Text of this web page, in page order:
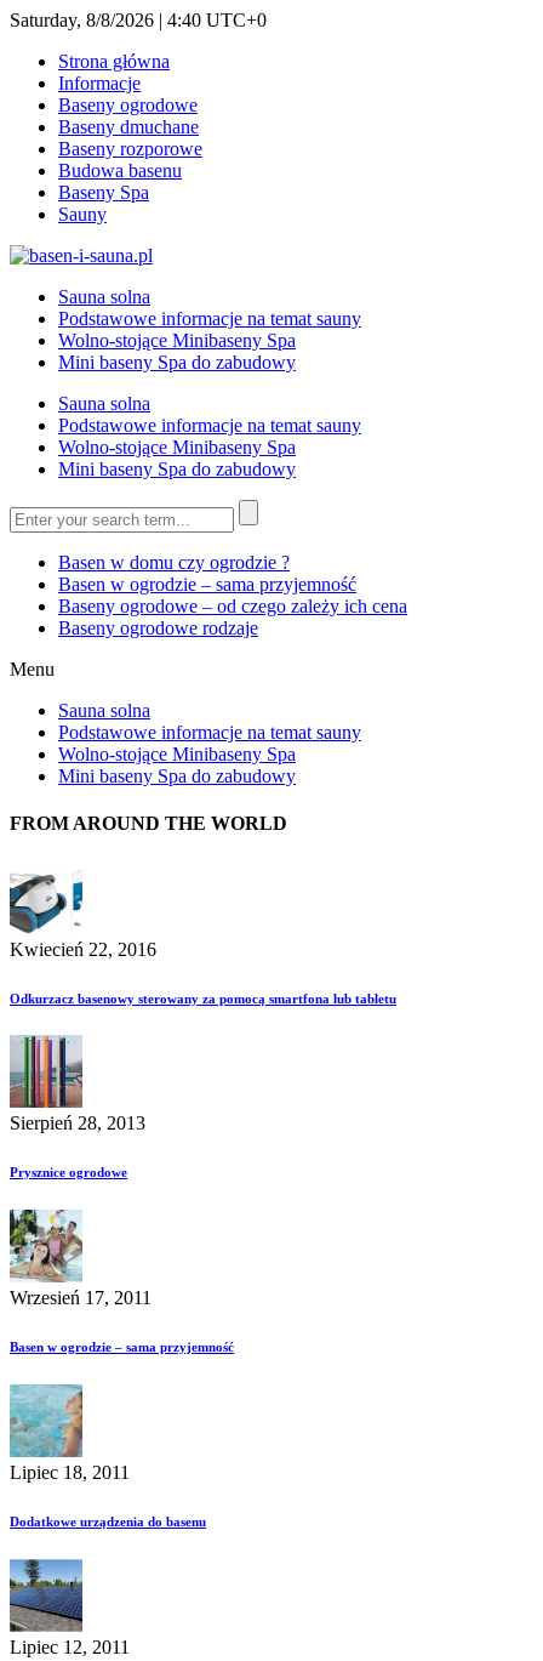
Saturday, 8/8/2026 | 4:40 UTC+0
Strona główna
Informacje
Baseny ogrodowe
Baseny dmuchane
Baseny rozporowe
Budowa basenu
Baseny Spa
Sauny
Sauna solna
Podstawowe informacje na temat sauny
Wolno-stojące Minibaseny Spa
Mini baseny Spa do zabudowy
Sauna solna
Podstawowe informacje na temat sauny
Wolno-stojące Minibaseny Spa
Mini baseny Spa do zabudowy
Basen w domu czy ogrodzie ?
Basen w ogrodzie – sama przyjemność
Baseny ogrodowe – od czego zależy ich cena
Baseny ogrodowe rodzaje
Menu
Sauna solna
Podstawowe informacje na temat sauny
Wolno-stojące Minibaseny Spa
Mini baseny Spa do zabudowy
FROM AROUND THE WORLD
Kwiecień 22, 2016
Odkurzacz basenowy sterowany za pomocą smartfona lub tabletu
Sierpień 28, 2013
Prysznice ogrodowe
Wrzesień 17, 2011
Basen w ogrodzie – sama przyjemność
Lipiec 18, 2011
Dodatkowe urządzenia do basenu
Lipiec 12, 2011